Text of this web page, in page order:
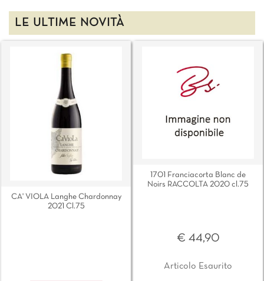
LE ULTIME NOVITÀ
CA' VIOLA Langhe Chardonnay
2021 Cl.75
1701 Franciacorta Blanc de
Noirs RACCOLTA 2020 cl.75
€ 44,90
Articolo Esaurito